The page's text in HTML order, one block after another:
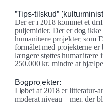
”Tips-tilskud”
Der er i 2018 kommet et
puljemidler. Der er dog
humanitære projekter, som
formålet med projekterne
længere støttes humanitære
250.000 kr. mindre at
Bogprojekter:
I løbet af 2018 er litteratur-
moderat niveau – men der